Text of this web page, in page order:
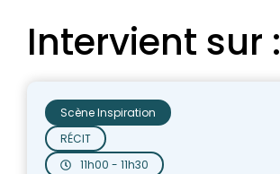
Intervient sur :
11h00 - 11h30
RÉCIT
Scène Inspiration